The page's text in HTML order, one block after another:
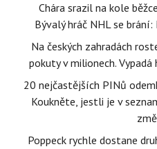
Chára srazil na kole
Bývalý hráč NHL se
Na českých zahradách
pokuty v milionech.
20 nejčastějších PINů
Koukněte, jestli je v
Poppeck rychle dostane